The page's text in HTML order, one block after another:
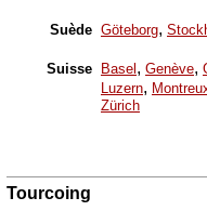
Suède Göteborg,
Suisse Basel , Genève,
Luzern,
Zürich
Tourcoing